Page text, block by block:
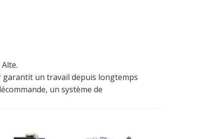
garantit un travail depuis longtemps
un système de